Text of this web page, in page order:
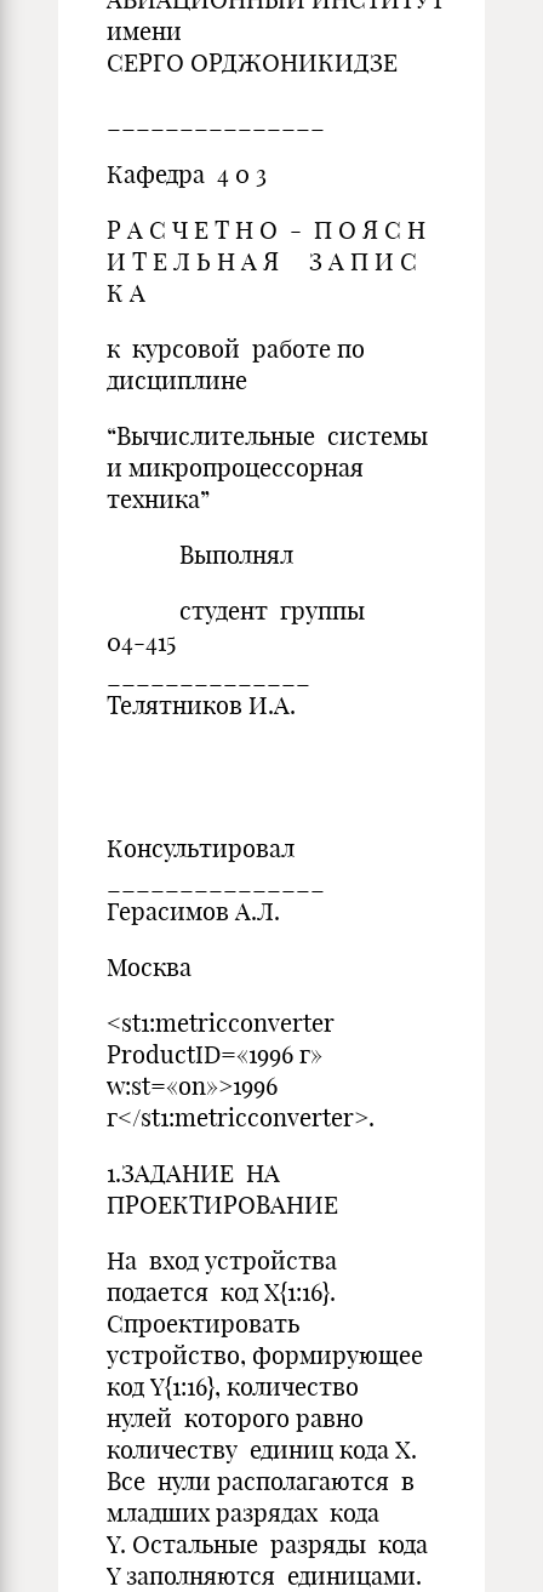
имени
СЕРГО ОРДЖОНИКИДЗЕ
Кафедра 4 0 3
Р А С Ч Е Т Н О - П О Я С Н
И Т Е Л Ь Н А Я З А П И С
К А
к курсовой работе по
дисциплине
“Вычислительные системы
и микропроцессорная
техника”
Выполнял
студент группы
04-415
Телятников И.А.
Консультировал
Герасимов А.Л.
Москва
<st1:metricconverter
ProductID=«1996 г»
w:st=«on»>1996
г</st1:metricconverter>.
1.ЗАДАНИЕ НА
ПРОЕКТИРОВАНИЕ
На вход устройства
подается код X{1:16}.
Спроектировать
устройство, формирующее
код Y{1:16}, количество
нулей которого равно
количеству единиц кода X.
Все нули располагаются в
младших разрядах кода
Y. Остальные разряды кода
Y заполняются единицами.